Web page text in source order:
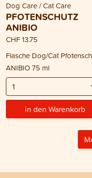
Dog Care / Cat Care
PFOTENSCHUTZ
ANIBIO
CHF 13.75
Flasche Dog/Cat
ANIBIO 75 ml
in den Warenkorb